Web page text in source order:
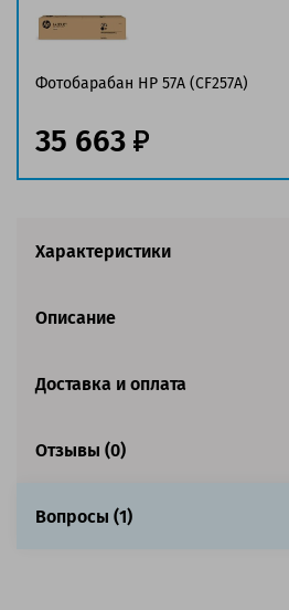
Оригинальность:
Цвет:Черный
заполнении страницы
Страна:Китай
Гарантия:1 год
Фотобарабан HP 57A (CF257A)
35 663
Характеристики
Описание
Доставка и оплата
Отзывы (0)
Вопросы (1)